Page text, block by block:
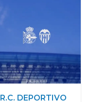
R.C. DEPORTIVO